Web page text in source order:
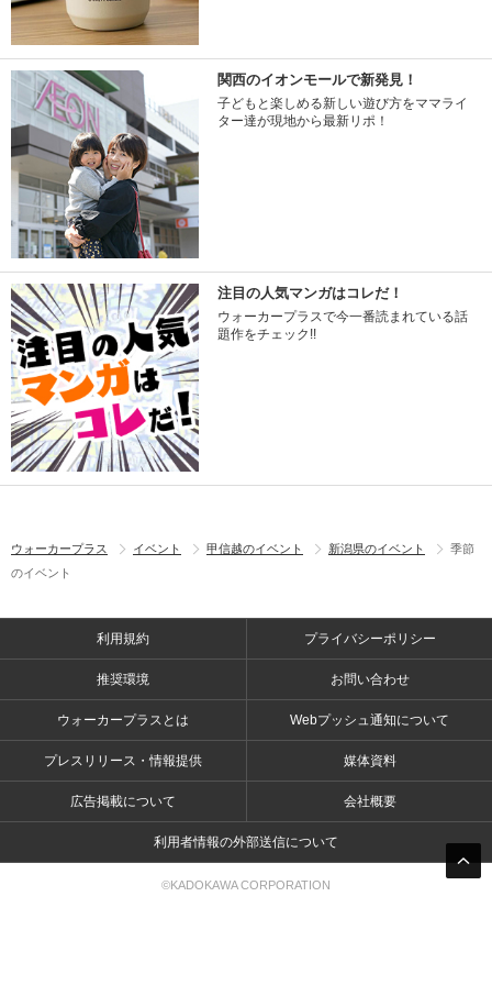
関西のイオンモールで新発見！
子どもと楽しめる新しい遊び方をママライ
ター達が現地から最新リポ！
注目の人気マンガはコレだ！
ウォーカープラスで今一番読まれている話
題作をチェック!!
ウォーカープラス イベント 甲信越のイベント 新潟県のイベント
季節
のイベント
利用規約 プライバシーポリシー
推奨環境 お問い合わせ
ウォーカープラスとは Webプッシュ通知について
プレスリリース・情報提供 媒体資料
広告掲載について 会社概要
利用者情報の外部送信について
©KADOKAWA CORPORATION